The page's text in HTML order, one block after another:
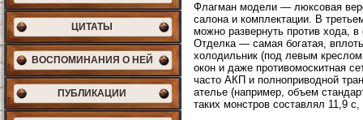
ЦИТАТЫ
ВОСПОМИНАНИЯ О НЕЙ
ПУБЛИКАЦИИ
Флагман модели — люксовая
салона и комплектации. В
можно развернуть против хода,
Отделка — самая богатая,
холодильник (под левым
окон и даже противомоскитная
часто АКП и полноприводной
ателье (например, объем
таких монстров составлял 11,9